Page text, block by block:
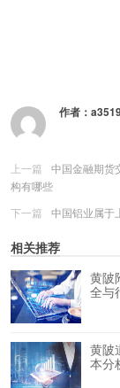
作者：
上一篇
中国金融期货
构有哪些
下一篇
中国铝业属于
相关推荐
黄陂
全与
黄陂
本分